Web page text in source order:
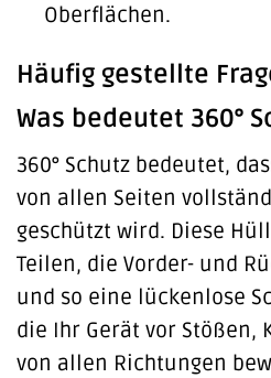
Oberflächen.
Häufig gestellte
Was bedeutet 360°
360° Schutz bedeutet,
von allen Seiten
geschützt wird. Diese
Teilen, die Vorder- und
und so eine lückenlose
die Ihr Gerät vor Stößen,
von allen Richtungen